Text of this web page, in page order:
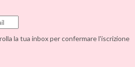
la tua inbox per confermare l'iscrizione